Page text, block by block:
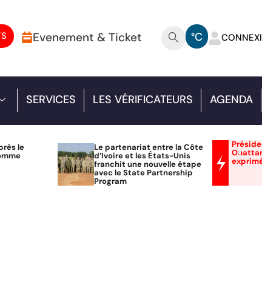
Evenement & Ticket °C
SERVICES LES VÉRIFICATEURS AGENDA
le
Le partenariat entre la Côte
d’Ivoire et les États-Unis
franchit une nouvelle étape
avec le State Partnership
Program